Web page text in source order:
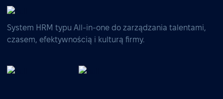
System HRM typu All-in-one do zarządzania talentami,
czasem, efektywnością i kulturą firmy.